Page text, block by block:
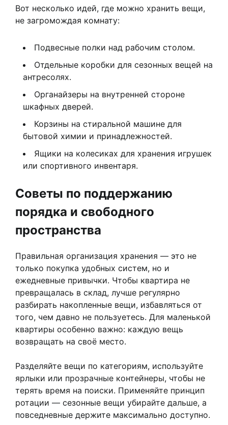
Вот несколько идей, где можно хранить вещи,
не загромождая комнату:
Подвесные полки над рабочим столом.
Отдельные коробки для сезонных вещей на
антресолях.
Органайзеры на внутренней стороне
шкафных дверей.
Корзины на стиральной машине для
бытовой химии и принадлежностей.
Ящики на колесиках для хранения игрушек
или спортивного инвентаря.
Советы по поддержанию
порядка и свободного
пространства
Правильная организация хранения — это не
только покупка удобных систем, но и
ежедневные привычки. Чтобы квартира не
превращалась в склад, лучше регулярно
разбирать накопленные вещи, избавляться от
того, чем давно не пользуетесь. Для маленькой
квартиры особенно важно: каждую вещь
возвращать на своё место.
Разделяйте вещи по категориям, используйте
ярлыки или прозрачные контейнеры, чтобы не
терять время на поиски. Применяйте принцип
ротации — сезонные вещи убирайте дальше, а
повседневные держите максимально доступно.